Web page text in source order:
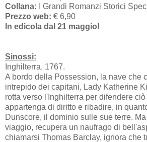
Collana: I Grandi Romanzi Storici
Prezzo web: € 6,90
In edicola dal 21 maggio!
Sinossi:
Inghilterra, 1767.
A bordo della Possession, la nave che
intrepido dei capitani, Lady Katherine
rotta verso l'Inghilterra per difendere
appartenga di diritto e ribadire, in
Dunscore, il dominio sulle sue terre.
viaggio, recupera un naufrago di
chiamarsi Thomas Barclay, ignora che